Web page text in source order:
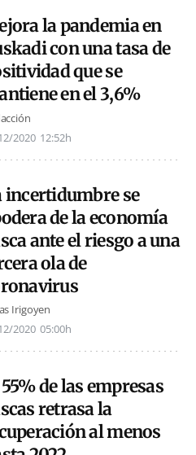
la pandemia en
con una tasa de
que se
en el 3,6%
2020 12:52h
incertidumbre se
de la economía
ante el riesgo a una
ola de
Irigoyen
2020 05:00h
de las empresas
retrasa la
al menos